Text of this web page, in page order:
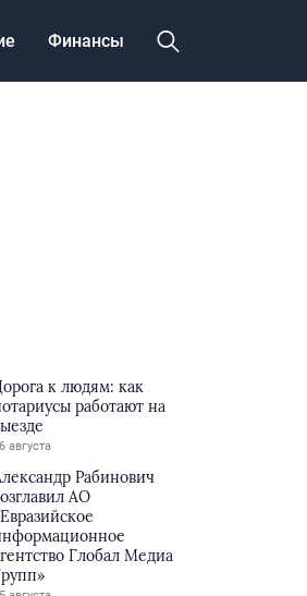
Финансы
к людям: как
работают на
августа
Рабинович
АО
Глобал Медиа